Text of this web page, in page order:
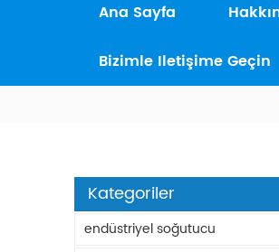
Ana Sayfa
Bizimle Iletişime Geçin
Kategoriler
endüstriyel soğutucu